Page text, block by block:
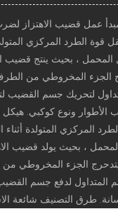
عمل قضيب الاهتزاز
الطرد المركزي
، بحيث ينتج قضيب
الجزء المخروطي من
لتحريك جسم القضيب
الأطوار ونوع كوكبي. هيكل
المركزي المتولدة
، بحيث يولد قضيب
يتدحرج الجزء المخروطي
لدفع جسم القضيب
طرق التصنيف شائعة